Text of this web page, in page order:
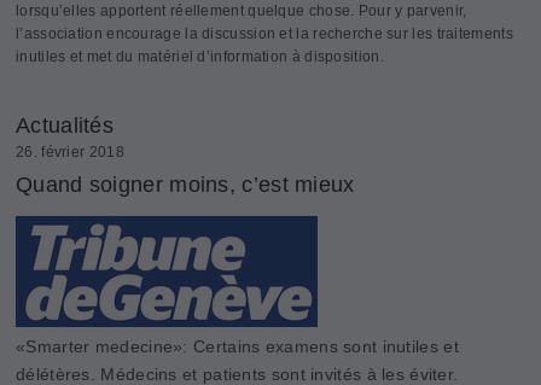
lorsqu’elles apportent réellement quelque chose. Pour y parvenir,
l’association encourage la discussion et la recherche sur les traitements
inutiles et met du matériel d’information à disposition.
Actualités
26. février 2018
Quand soigner moins, c’est mieux
«Smarter medecine»: Certains examens sont inutiles et
délétères. Médecins et patients sont invités à les éviter.